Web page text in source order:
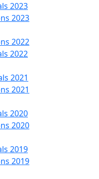
2023
2023
2022
2022
2021
2021
2020
2020
2019
2019